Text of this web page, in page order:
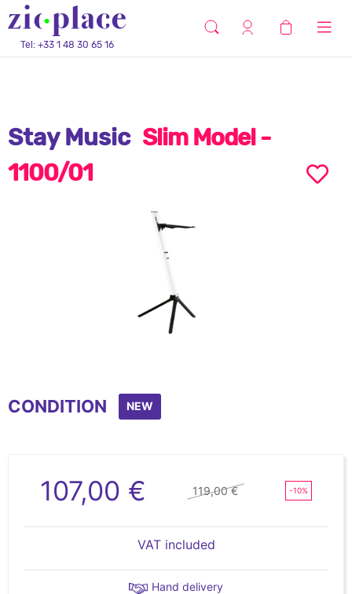
Tel: +33 1 48 30 65 16
Stay Music Slim Model -
1100/01
CONDITION NEW
107,00 € 119,00 € -10%
VAT included
Hand delivery